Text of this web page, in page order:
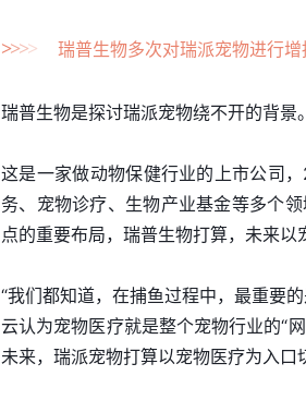
>>>> 瑞普生物多次对瑞派宠物进行增
瑞普生物是探讨瑞派宠物绕不开的背景。
这是一家做动物保健行业的上市公司
务、宠物诊疗、生物产业基金等多个
点的重要布局，瑞普生物打算，未来以
“我们都知道，在捕鱼过程中，最重要
云认为宠物医疗就是整个宠物行业的“
未来，瑞派宠物打算以宠物医疗为入口